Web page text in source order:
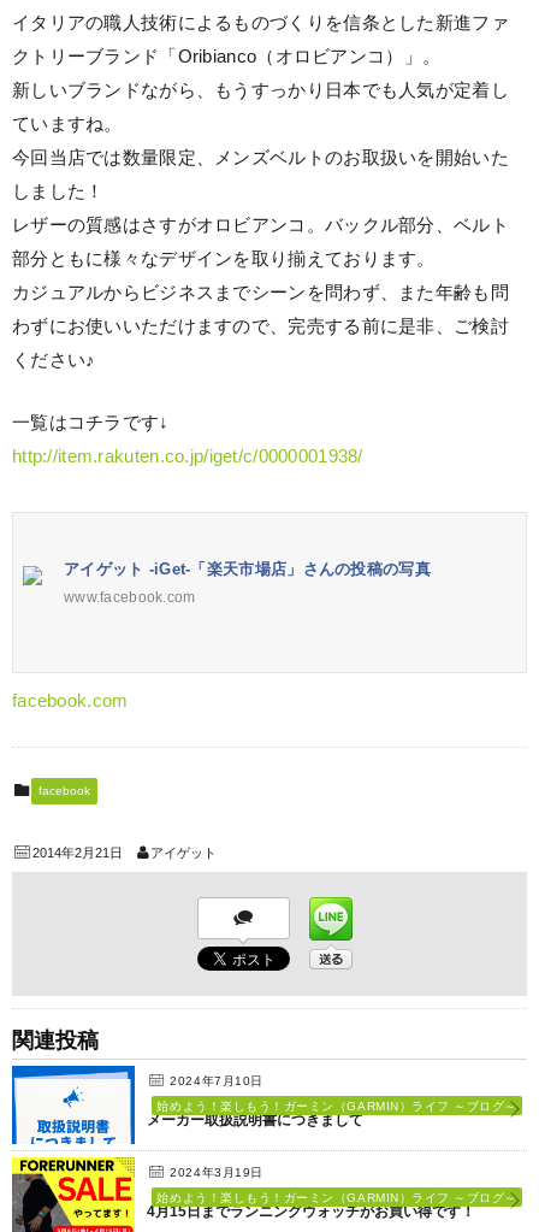
イタリアの職人技術によるものづくりを信条とした新進ファ
クトリーブランド「Oribianco（オロビアンコ）」。
新しいブランドながら、もうすっかり日本でも人気が定着し
ていますね。
今回当店では数量限定、メンズベルトのお取扱いを開始いた
しました！
レザーの質感はさすがオロビアンコ。バックル部分、ベルト
部分ともに様々なデザインを取り揃えております。
カジュアルからビジネスまでシーンを問わず、また年齢も問
わずにお使いいただけますので、完売する前に是非、ご検討
ください♪
一覧はコチラです↓
http://item.rakuten.co.jp/iget/c/0000001938/
アイゲット -iGet-「楽天市場店」さんの投稿の写真
www.facebook.com
facebook.com
facebook
2014年2月21日 アイゲット
関連投稿
2024年7月10日
始めよう！楽しもう！ガーミン（GARMIN）ライフ ～ブログ～
メーカー取扱説明書につきまして
2024年3月19日
始めよう！楽しもう！ガーミン（GARMIN）ライフ ～ブログ～
4月15日までランニングウォッチがお買い得です！